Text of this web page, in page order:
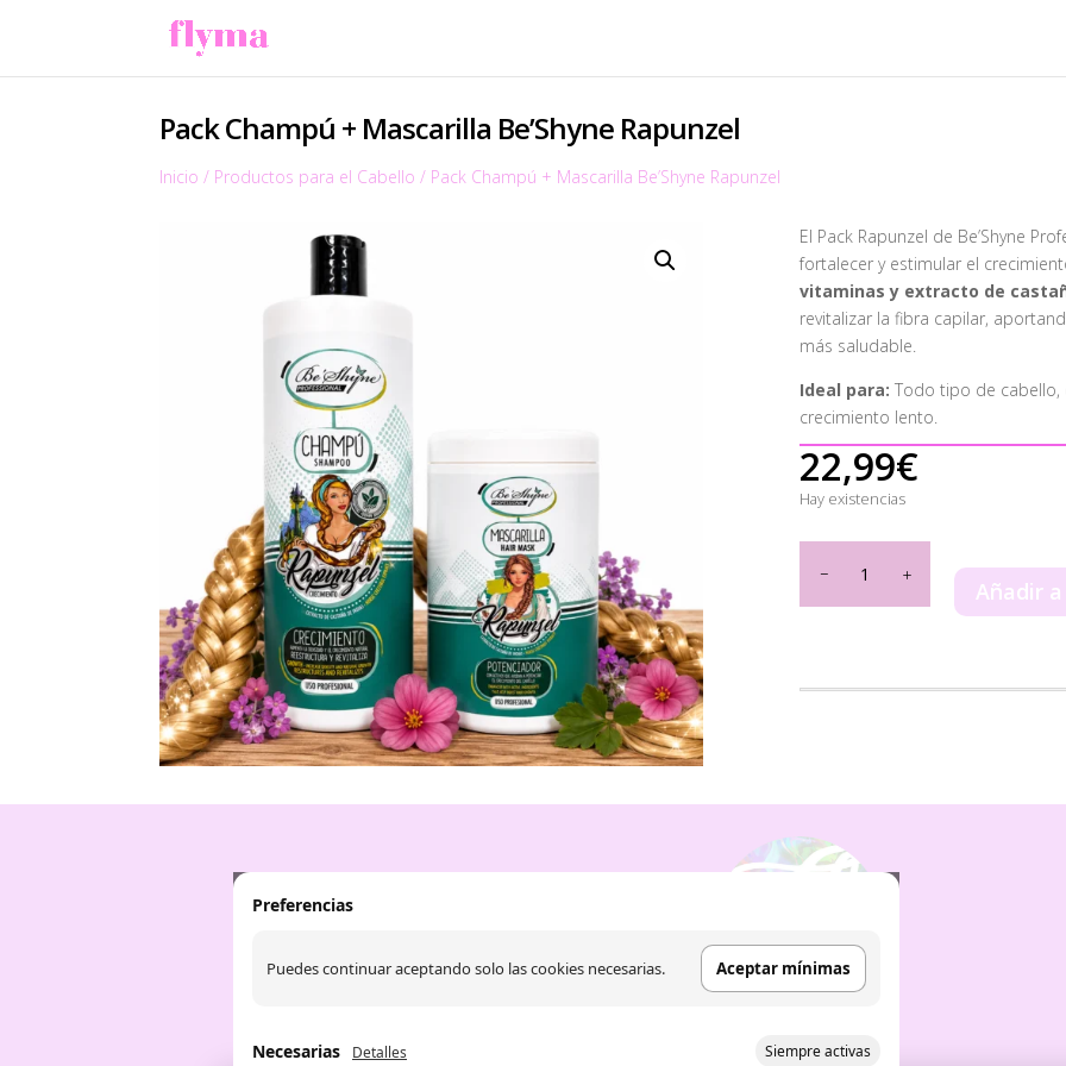
Pack Champú + Mascarilla Be’Shyne Rapunzel
Inicio / Productos para el Cabello / Pack Champú + Mascarilla Be’Shyne Rapunzel
El Pack Rapunzel de Be’Shyne
fortalecer y estimular el
vitaminas y extracto de
revitalizar la fibra capilar,
más saludable.
Ideal para: Todo tipo de cabello,
crecimiento lento.
22,99€
Hay existencias
Champú
+
Rapunzel
Añadir
Preferencias
Puedes continuar aceptando solo las cookies necesarias. Aceptar mínimas
Necesarias Detalles Siempre activas